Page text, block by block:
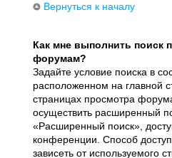
Вернуться к началу
Как мне выполнить поиск
форумам?
Задайте условие поиска в
расположенном на главной
страницах просмотра
осуществить расширенный
«Расширенный поиск»,
конференции. Способ
зависеть от используемого